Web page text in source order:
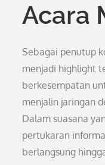
Acara
Sebagai penutup
menjadi highlight
berkesempatan
menjalin jaringan
Dalam suasana
pertukaran
berlangsung